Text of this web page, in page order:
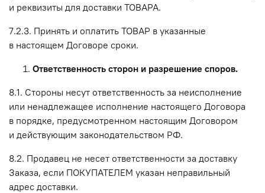
и реквизиты для доставки ТОВАРА.
7.2.3. Принять и оплатить ТОВАР в указанные
в настоящем Договоре сроки.
Ответственность сторон и разрешение споров.
8.1. Стороны несут ответственность за неисполнение
или ненадлежащее исполнение настоящего Договора
в порядке, предусмотренном настоящим Договором
и действующим законодательством РФ.
8.2. Продавец не несет ответственности за доставку
Заказа, если ПОКУПАТЕЛЕМ указан неправильный
адрес доставки.